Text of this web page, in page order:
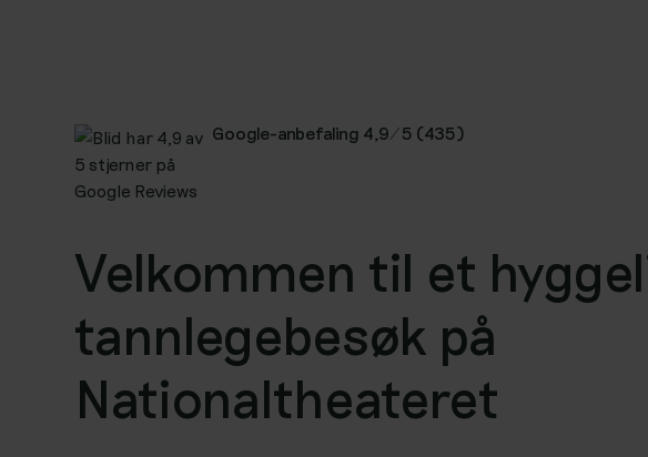
Google-anbefaling 4,9/5 (435)
Velkommen til et
tannlegebesøk på
Nationaltheateret